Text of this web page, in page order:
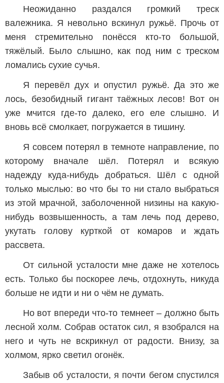
Неожиданно раздался громкий треск
валежника. Я невольно вскинул ружьё. Прочь от
меня стремительно понёсся кто-то большой,
тяжёлый. Было слышно, как под ним с треском
ломались сухие сучья.
Я перевёл дух и опустил ружьё. Да это же
лось, безобидный гигант таёжных лесов! Вот он
уже мчится где-то далеко, его еле слышно. И
вновь всё смолкает, погружается в тишину.
Я совсем потерял в темноте направление, по
которому вначале шёл. Потерял и всякую
надежду куда-нибудь добраться. Шёл с одной
только мыслью: во что бы то ни стало выбраться
из этой мрачной, заболоченной низины на какую-
нибудь возвышенность, а там лечь под дерево,
укутать голову курткой от комаров и ждать
рассвета.
От сильной усталости мне даже не хотелось
есть. Только бы поскорее лечь, отдохнуть, никуда
больше не идти и ни о чём не думать.
Но вот впереди что-то темнеет – должно быть
лесной холм. Собрав остаток сил, я взобрался на
него и чуть не вскрикнул от радости. Внизу, за
холмом, ярко светил огонёк.
Забыв об усталости, я почти бегом спустился